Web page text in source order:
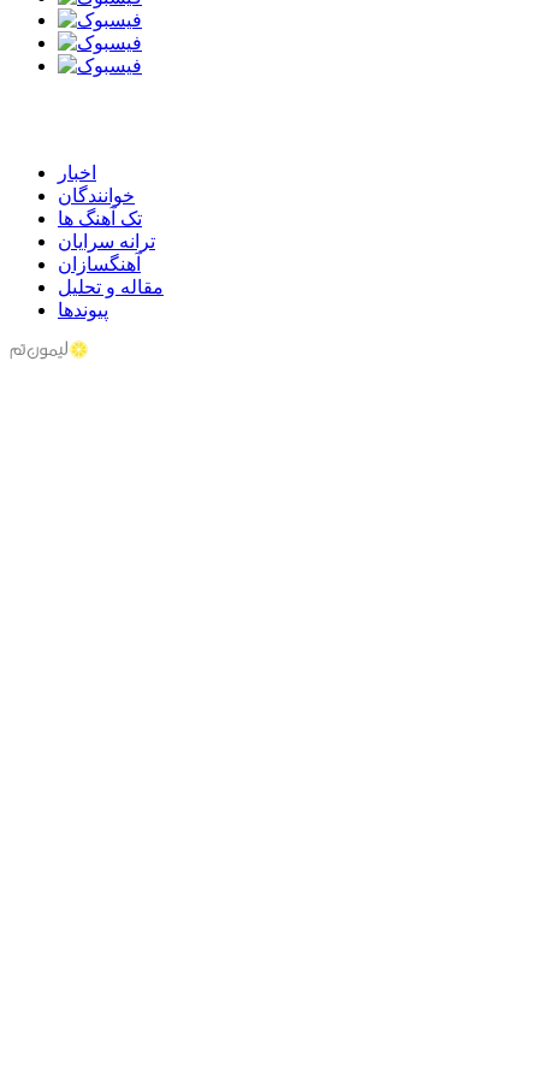
اخبار
خوانندگان
تک آهنگ ها
ترانه سرایان
آهنگسازان
مقاله و تحلیل
پیوندها